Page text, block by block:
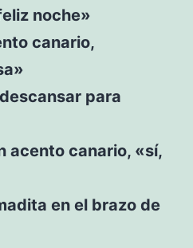
noche»
canario,
para
acento canario, «sí,
en el brazo de